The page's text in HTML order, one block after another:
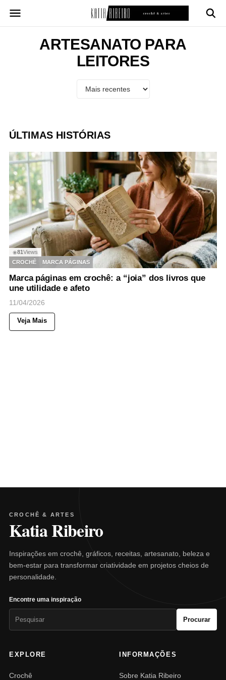
para
ARTESANATO PARA
LEITORES
ÚLTIMAS HISTÓRIAS
◉81 Views
CROCHÊ
MARCA PÁGINAS
Marca páginas em crochê: a “joia” dos livros que
une utilidade e afeto
11/04/2026
Veja Mais
CROCHÊ & ARTES
Katia Ribeiro
Inspirações em crochê, gráficos, receitas, artesanato, beleza e
bem-estar para transformar criatividade em projetos cheios de
personalidade.
Encontre uma inspiração
Procurar
EXPLORE
Crochê
INFORMAÇÕES
Sobre Katia Ribeiro